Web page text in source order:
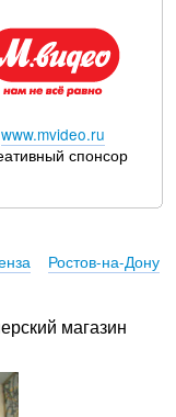
www.mvideo.ru
спонсор
Ростов-на-Дону
магазин